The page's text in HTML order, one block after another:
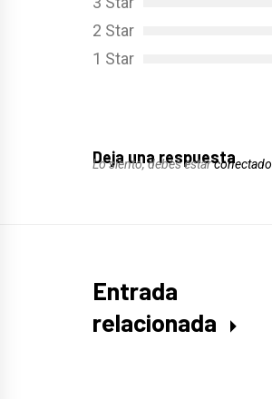
2 Star
1 Star
Deja una respuesta
Lo siento, debes estarconectado
Entrada
relacionada